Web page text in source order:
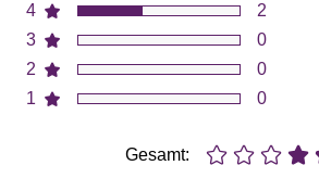
4
3
2
1
2
0
0
0
Gesamt: